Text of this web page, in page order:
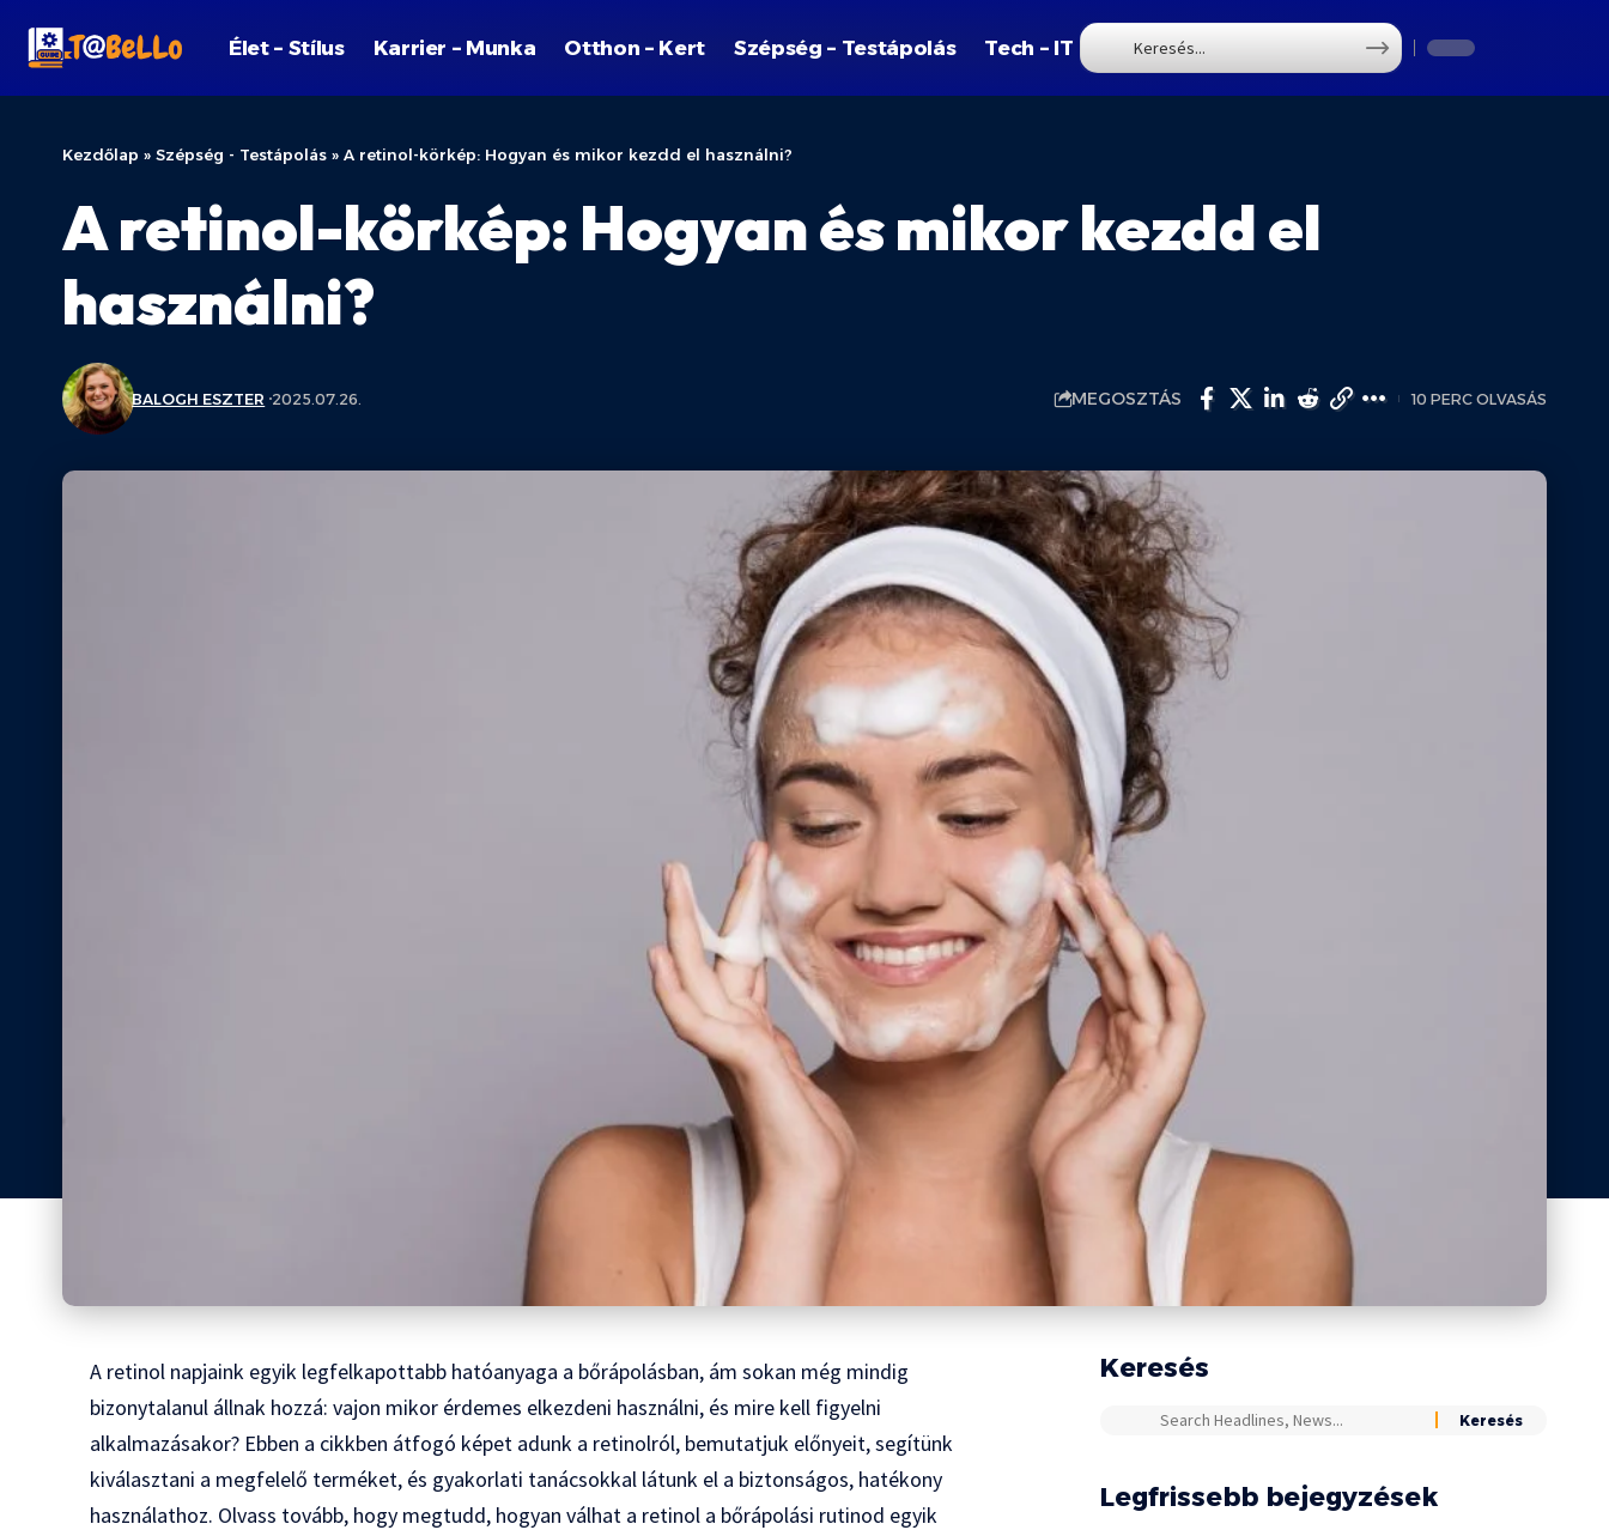
Élet – Stílus Karrier – Munka Otthon – Kert Szépség – Testápolás Tech – IT
Kezdőlap » Szépség - Testápolás » A retinol-körkép: Hogyan és mikor kezdd el használni?
A retinol-körkép: Hogyan és mikor kezdd el
használni?
BALOGH ESZTER 2025.07.26. MEGOSZTÁS 10 PERC OLVASÁS
A retinol napjaink egyik legfelkapottabb hatóanyaga a bőrápolásban, ám sokan még mindig
bizonytalanul állnak hozzá: vajon mikor érdemes elkezdeni használni, és mire kell figyelni
alkalmazásakor? Ebben a cikkben átfogó képet adunk a retinolról, bemutatjuk előnyeit, segítünk
kiválasztani a megfelelő terméket, és gyakorlati tanácsokkal látunk el a biztonságos, hatékony
használathoz. Olvass tovább, hogy megtudd, hogyan válhat a retinol a bőrápolási rutinod egyik
Keresés
Legfrissebb bejegyzések